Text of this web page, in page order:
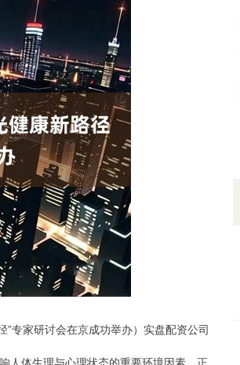
”专家研讨会在京成功举办）实盘配资公司
人体生理与心理状态的重要环境因素，正